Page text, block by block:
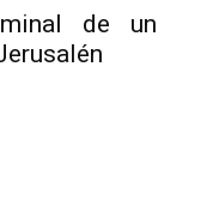
de un